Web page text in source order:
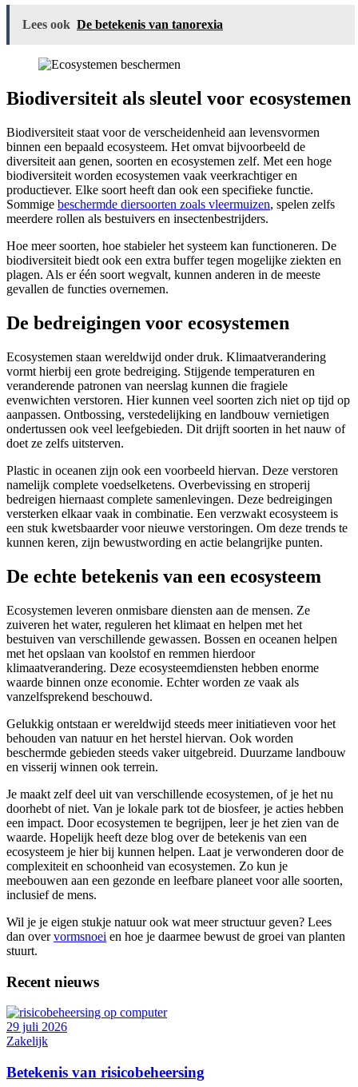
Lees ook De betekenis van tanorexia
Biodiversiteit als sleutel voor ecosystemen
Biodiversiteit staat voor de verscheidenheid aan levensvormen
binnen een bepaald ecosysteem. Het omvat bijvoorbeeld de
diversiteit aan genen, soorten en ecosystemen zelf. Met een hoge
biodiversiteit worden ecosystemen vaak veerkrachtiger en
productiever. Elke soort heeft dan ook een specifieke functie.
Sommige beschermde diersoorten zoals vleermuizen, spelen zelfs
meerdere rollen als bestuivers en insectenbestrijders.
Hoe meer soorten, hoe stabieler het systeem kan functioneren. De
biodiversiteit biedt ook een extra buffer tegen mogelijke ziekten en
plagen. Als er één soort wegvalt, kunnen anderen in de meeste
gevallen de functies overnemen.
De bedreigingen voor ecosystemen
Ecosystemen staan wereldwijd onder druk. Klimaatverandering
vormt hierbij een grote bedreiging. Stijgende temperaturen en
veranderende patronen van neerslag kunnen die fragiele
evenwichten verstoren. Hier kunnen veel soorten zich niet op tijd op
aanpassen. Ontbossing, verstedelijking en landbouw vernietigen
ondertussen ook veel leefgebieden. Dit drijft soorten in het nauw of
doet ze zelfs uitsterven.
Plastic in oceanen zijn ook een voorbeeld hiervan. Deze verstoren
namelijk complete voedselketens. Overbevissing en stroperij
bedreigen hiernaast complete samenlevingen. Deze bedreigingen
versterken elkaar vaak in combinatie. Een verzwakt ecosysteem is
een stuk kwetsbaarder voor nieuwe verstoringen. Om deze trends te
kunnen keren, zijn bewustwording en actie belangrijke punten.
De echte betekenis van een ecosysteem
Ecosystemen leveren onmisbare diensten aan de mensen. Ze
zuiveren het water, reguleren het klimaat en helpen met het
bestuiven van verschillende gewassen. Bossen en oceanen helpen
met het opslaan van koolstof en remmen hierdoor
klimaatverandering. Deze ecosysteemdiensten hebben enorme
waarde binnen onze economie. Echter worden ze vaak als
vanzelfsprekend beschouwd.
Gelukkig ontstaan er wereldwijd steeds meer initiatieven voor het
behouden van natuur en het herstel hiervan. Ook worden
beschermde gebieden steeds vaker uitgebreid. Duurzame landbouw
en visserij winnen ook terrein.
Je maakt zelf deel uit van verschillende ecosystemen, of je het nu
doorhebt of niet. Van je lokale park tot de biosfeer, je acties hebben
een impact. Door ecosystemen te begrijpen, leer je het zien van de
waarde. Hopelijk heeft deze blog over de betekenis van een
ecosysteem je hier bij kunnen helpen. Laat je verwonderen door de
complexiteit en schoonheid van ecosystemen. Zo kun je
meebouwen aan een gezonde en leefbare planeet voor alle soorten,
inclusief de mens.
Wil je je eigen stukje natuur ook wat meer structuur geven? Lees
dan overvormsnoei en hoe je daarmee bewust de groei van planten
stuurt.
Recent nieuws
29 juli 2026
Zakelijk
Betekenis van risicobeheersing